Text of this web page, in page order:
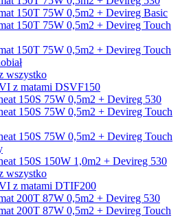
150T 75W 0,5m2 + Devireg Basic
150T 75W 0,5m2 + Devireg Touch
150T 75W 0,5m2 + Devireg Touch
wszystko
z matami DSVF150
150S 75W 0,5m2 + Devireg 530
150S 75W 0,5m2 + Devireg Touch
150S 75W 0,5m2 + Devireg Touch
150S 150W 1,0m2 + Devireg 530
wszystko
z matami DTIF200
200T 87W 0,5m2 + Devireg 530
200T 87W 0,5m2 + Devireg Touch